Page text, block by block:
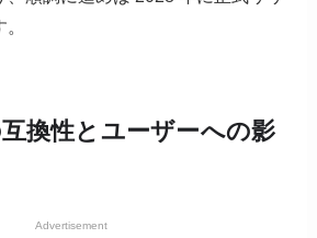
換性とユーザーへの影
Advertisement